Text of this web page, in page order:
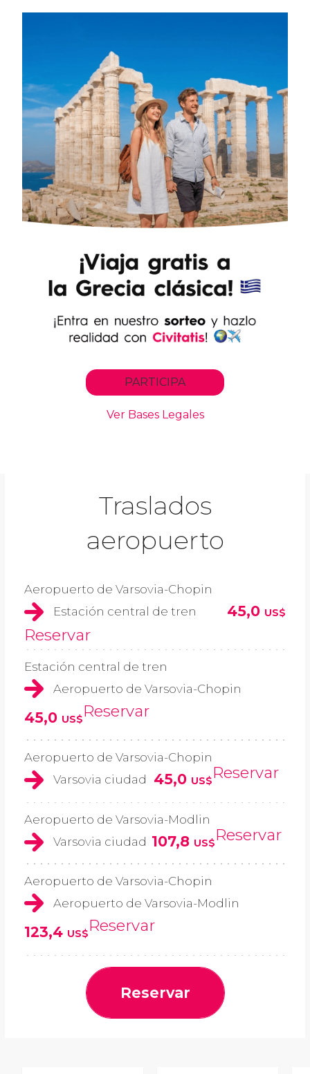
Traslados
aeropuerto
Aeropuerto de Varsovia-Chopin
Estación central de tren
45,0 US$
Reservar
Estación central de tren
Aeropuerto de Varsovia-Chopin
45,0 US$Reservar
Aeropuerto de Varsovia-Chopin
Varsovia ciudad
45,0 US$Reservar
Aeropuerto de Varsovia-Modlin
Varsovia ciudad 107,8 US$Reservar
Aeropuerto de Varsovia-Chopin
Aeropuerto de Varsovia-Modlin
123,4 US$Reservar
Reservar